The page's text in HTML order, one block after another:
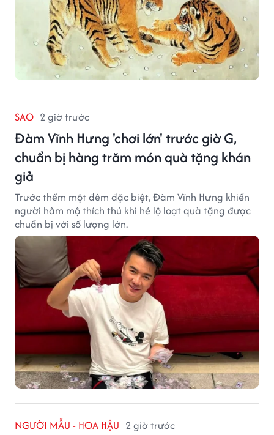
SAO 2 giờ trước
Đàm Vĩnh Hưng 'chơi lớn' trước giờ G,
chuẩn bị hàng trăm món quà tặng khán
giả
Trước thềm một đêm đặc biệt, Đàm Vĩnh Hưng khiến
người hâm mộ thích thú khi hé lộ loạt quà tặng được
chuẩn bị với số lượng lớn.
NGƯỜI MẪU - HOA HẬU 2 giờ trước